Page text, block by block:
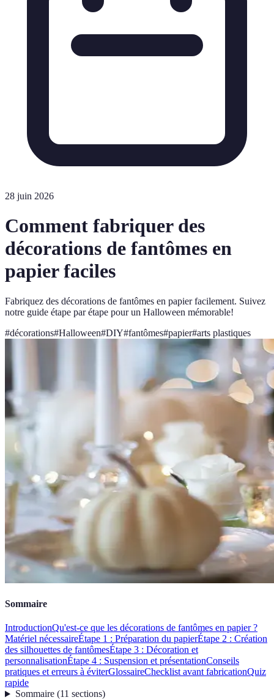
28 juin 2026
Comment fabriquer des
décorations de fantômes en
papier faciles
Fabriquez des décorations de fantômes en papier facilement. Suivez
notre guide étape par étape pour un Halloween mémorable!
#décorations#Halloween#DIY#fantômes#papier#arts plastiques
Sommaire
IntroductionQu'est-ce que les décorations de fantômes en papier ?
Matériel nécessaireÉtape 1 : Préparation du papierÉtape 2 : Création
des silhouettes de fantômesÉtape 3 : Décoration et
personnalisationÉtape 4 : Suspension et présentationConseils
pratiques et erreurs à éviterGlossaireChecklist avant fabricationQuiz
rapide
Sommaire(11 sections)